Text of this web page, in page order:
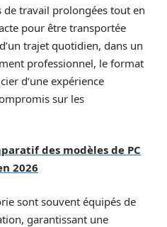
de travail prolongées tout en
pour être transportée
trajet quotidien, dans un
professionnel, le format
d’une expérience
sur les
des modèles de PC
2026
sont souvent équipés de
garantissant une